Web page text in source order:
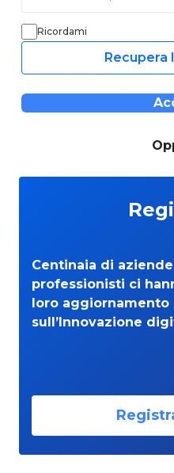
Ricordami
Recupera
Centinaia di
professionisti ci
loro
sull’Innovazione